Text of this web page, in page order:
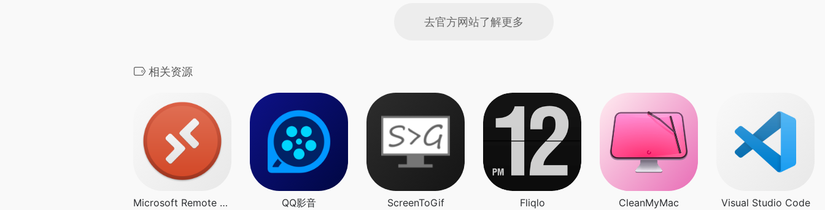
去官方网站了解更多
相关资源
Microsoft Remote Desktop QQ影音 ScreenToGif Fliqlo CleanMyMac Visual Studio Code